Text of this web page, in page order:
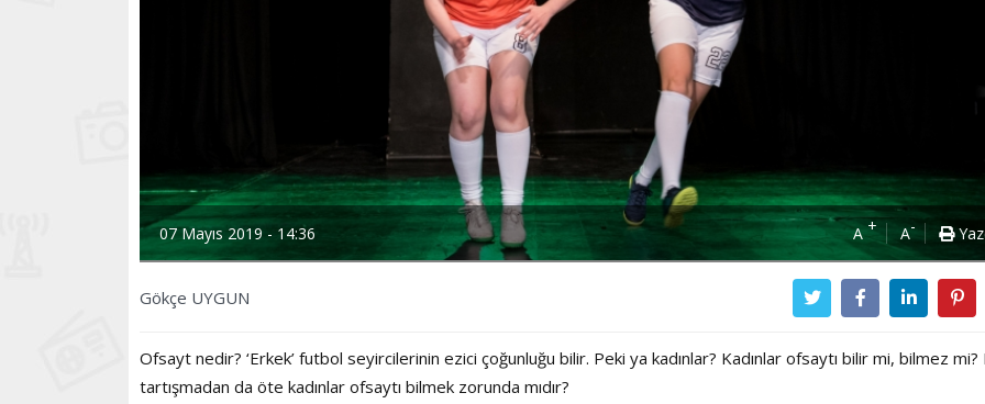
07 Mayıs 2019 - 14:36 A+ A-
Gökçe UYGUN
Ofsayt nedir? ‘Erkek’ futbol seyircilerinin ezici çoğunluğu bilir. Peki ya kadınlar? Kadınlar ofsaytı bilir mi, bilmez mi?
tartışmadan da öte kadınlar ofsaytı bilmek zorunda mıdır?